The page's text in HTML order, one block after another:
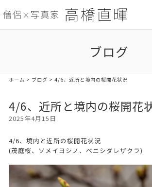
ブログ
ホーム > ブログ > 4/6、近所と境内の桜開花状況
4/6、近所と境内の桜開花
2025年4月15日
4/6、境内と近所の桜開花状況
(茂庭桜、ソメイヨシノ、ベニシダレザクラ)